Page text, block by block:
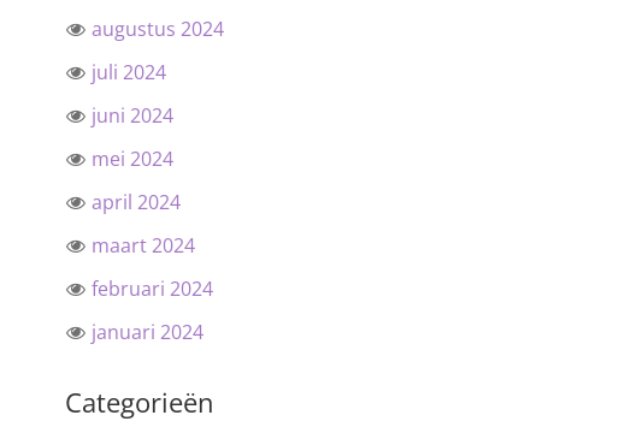
augustus 2024
juli 2024
juni 2024
mei 2024
april 2024
maart 2024
februari 2024
januari 2024
Categorieën